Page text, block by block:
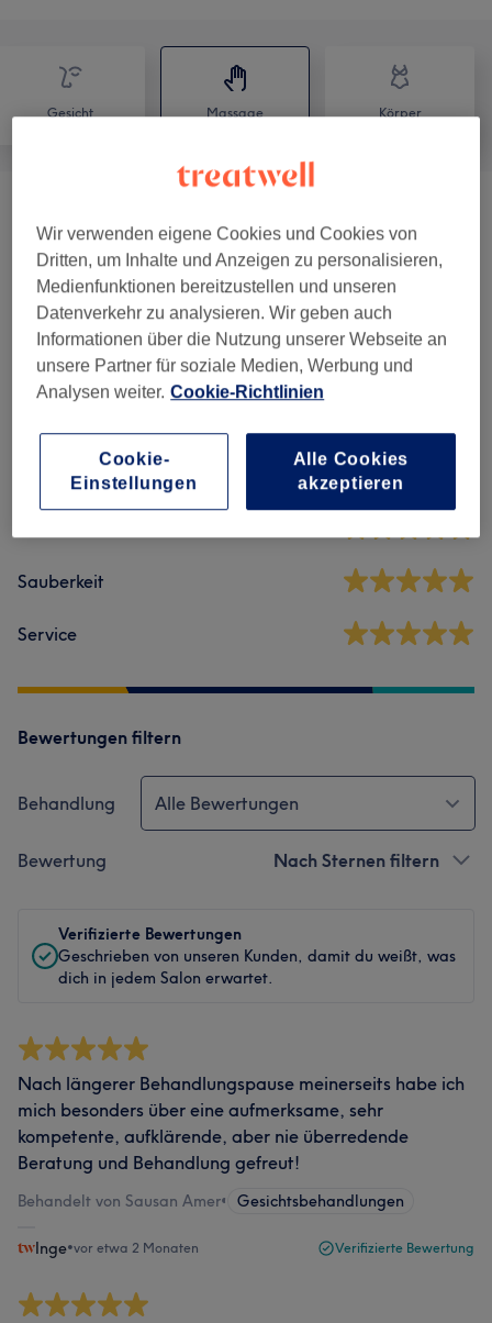
Gesicht Massage Körper
Zubuchbare Extras (2) ab 25 €
Salonbewertungen
5,0 17 Bewertungen
Sauberkeit
Service
Bewertungen filtern
Behandlung Alle Bewertungen
Bewertung Nach Sternen filtern
Verifizierte Bewertungen
Geschrieben von unseren Kunden, damit du weißt, was
dich in jedem Salon erwartet.
Nach längerer Behandlungspause meinerseits habe ich
mich besonders über eine aufmerksame, sehr
kompetente, aufklärende, aber nie überredende
Beratung und Behandlung gefreut!
Behandelt von Sausan Amer• Gesichtsbehandlungen
Inge•vor etwa 2 Monaten Verifizierte Bewertung
Wir verwenden eigene Cookies und Cookies von
Dritten, um Inhalte und Anzeigen zu personalisieren,
Medienfunktionen bereitzustellen und unseren
Datenverkehr zu analysieren. Wir geben auch
Informationen über die Nutzung unserer Webseite an
unsere Partner für soziale Medien, Werbung und
Analysen weiter. Cookie-Richtlinien
Alle Cookies
akzeptieren
Cookie-
Einstellungen